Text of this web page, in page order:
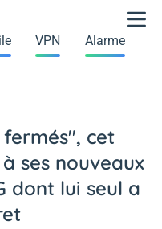
VPN Alarme
cet
ses nouveaux
dont lui seul a